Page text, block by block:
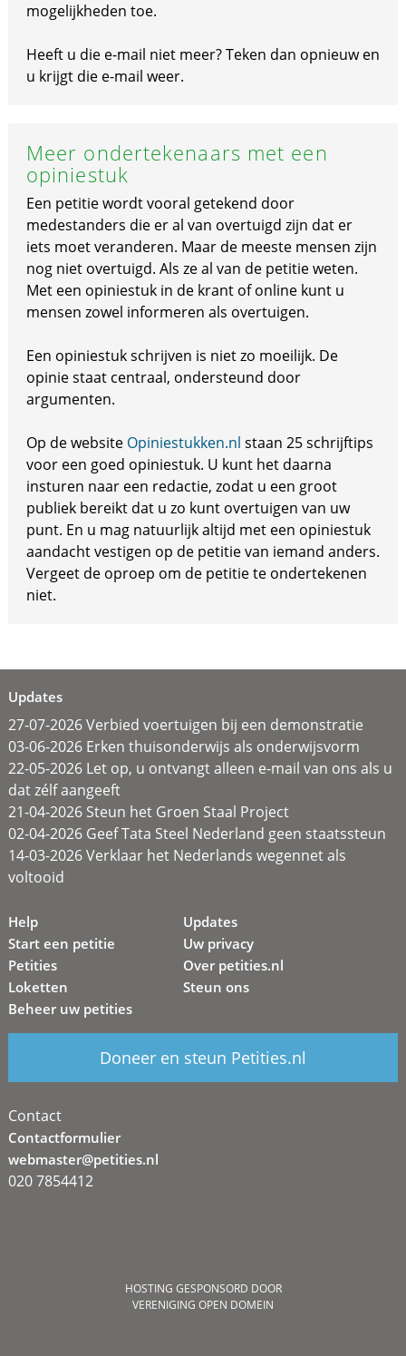
mogelijkheden toe.
Heeft u die e-mail niet meer? Teken dan opnieuw en
u krijgt die e-mail weer.
Meer ondertekenaars met een
opiniestuk
Een petitie wordt vooral getekend door
medestanders die er al van overtuigd zijn dat er
iets moet veranderen. Maar de meeste mensen zijn
nog niet overtuigd. Als ze al van de petitie weten.
Met een opiniestuk in de krant of online kunt u
mensen zowel informeren als overtuigen.
Een opiniestuk schrijven is niet zo moeilijk. De
opinie staat centraal, ondersteund door
argumenten.
Op de website Opiniestukken.nl staan 25 schrijftips
voor een goed opiniestuk. U kunt het daarna
insturen naar een redactie, zodat u een groot
publiek bereikt dat u zo kunt overtuigen van uw
punt. En u mag natuurlijk altijd met een opiniestuk
aandacht vestigen op de petitie van iemand anders.
Vergeet de oproep om de petitie te ondertekenen
niet.
Updates
27-07-2026 Verbied voertuigen bij een demonstratie
03-06-2026 Erken thuisonderwijs als onderwijsvorm
22-05-2026 Let op, u ontvangt alleen e-mail van ons als u
dat zélf aangeeft
21-04-2026 Steun het Groen Staal Project
02-04-2026 Geef Tata Steel Nederland geen staatssteun
14-03-2026 Verklaar het Nederlands wegennet als
voltooid
Help
Start een petitie
Petities
Loketten
Beheer uw petities
Updates
Uw privacy
Over petities.nl
Steun ons
Doneer en steun Petities.nl
Contact
Contactformulier
webmaster@petities.nl
020 7854412
HOSTING GESPONSORD DOOR
VERENIGING OPEN DOMEIN